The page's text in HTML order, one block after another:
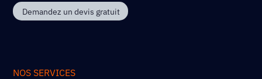
Demandez un devis gratuit
NOS SERVICES